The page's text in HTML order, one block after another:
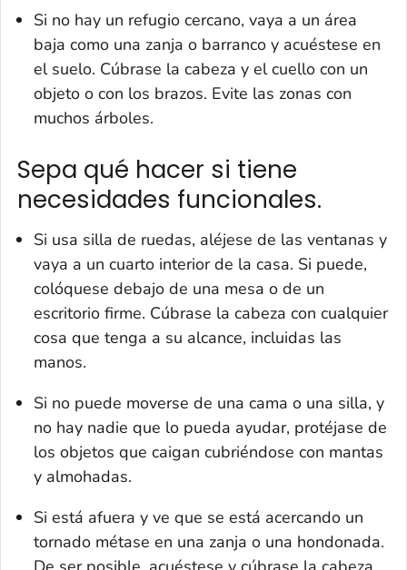
Si no hay un refugio cercano, vaya a un área
baja como una zanja o barranco y acuéstese en
el suelo. Cúbrase la cabeza y el cuello con un
objeto o con los brazos. Evite las zonas con
muchos árboles.
Sepa qué hacer si tiene
necesidades funcionales.
Si usa silla de ruedas, aléjese de las ventanas y
vaya a un cuarto interior de la casa. Si puede,
colóquese debajo de una mesa o de un
escritorio firme. Cúbrase la cabeza con cualquier
cosa que tenga a su alcance, incluidas las
manos.
Si no puede moverse de una cama o una silla, y
no hay nadie que lo pueda ayudar, protéjase de
los objetos que caigan cubriéndose con mantas
y almohadas.
Si está afuera y ve que se está acercando un
tornado métase en una zanja o una hondonada.